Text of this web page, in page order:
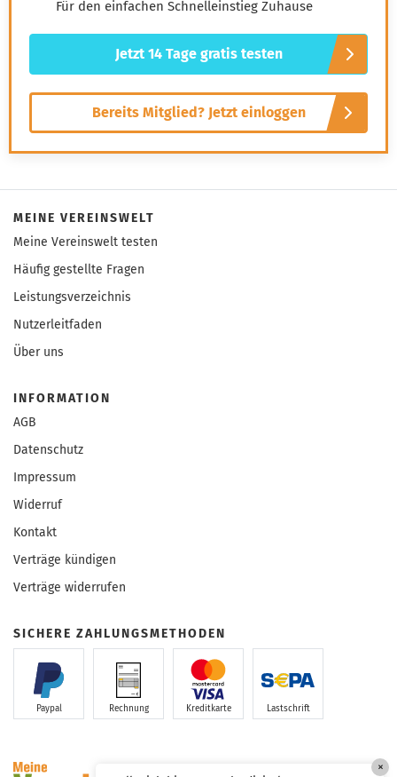
Für den einfachen Schnelleinstieg Zuhause
Jetzt 14 Tage gratis testen
Bereits Mitglied? Jetzt einloggen
MEINE VEREINSWELT
Meine Vereinswelt testen
Häufig gestellte Fragen
Leistungsverzeichnis
Nutzerleitfaden
Über uns
INFORMATION
AGB
Datenschutz
Impressum
Widerruf
Kontakt
Verträge kündigen
Verträge widerrufen
SICHERE ZAHLUNGSMETHODEN
Paypal Rechnung Kreditkarte Lastschrift
×